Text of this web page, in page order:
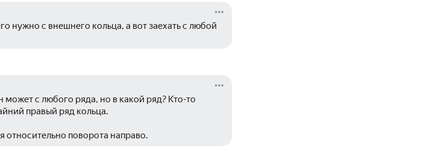
нужно с внешнего кольца, а вот заехать с любой
с любого ряда, но в какой ряд? Кто-то
правый ряд кольца.
относительно поворота направо.